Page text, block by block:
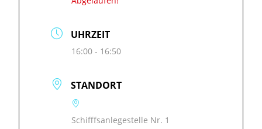
UHRZEIT
16:00 - 16:50
STANDORT
Schifffsanlegestelle Nr. 1